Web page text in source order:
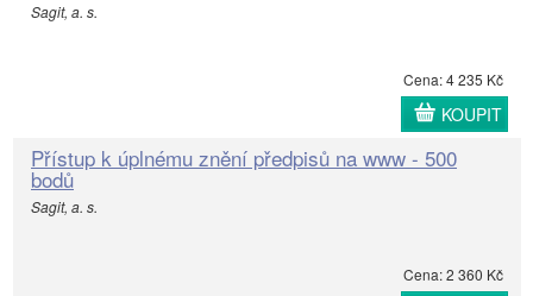
Sagit, a. s.
Cena: 4 235 Kč
KOUPIT
Přístup k úplnému znění předpisů na www - 500
bodů
Sagit, a. s.
Cena: 2 360 Kč